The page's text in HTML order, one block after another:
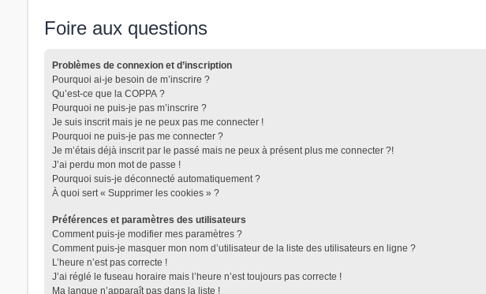
Foire aux questions
Problèmes de connexion et d’inscription
Pourquoi ai-je besoin de m’inscrire ?
Qu’est-ce que la COPPA ?
Pourquoi ne puis-je pas m’inscrire ?
Je suis inscrit mais je ne peux pas me connecter !
Pourquoi ne puis-je pas me connecter ?
Je m’étais déjà inscrit par le passé mais ne peux à présent plus me connecter ?!
J’ai perdu mon mot de passe !
Pourquoi suis-je déconnecté automatiquement ?
À quoi sert « Supprimer les cookies » ?
Préférences et paramètres des utilisateurs
Comment puis-je modifier mes paramètres ?
Comment puis-je masquer mon nom d’utilisateur de la liste des utilisateurs en ligne ?
L’heure n’est pas correcte !
J’ai réglé le fuseau horaire mais l’heure n’est toujours pas correcte !
Ma langue n’apparaît pas dans la liste !